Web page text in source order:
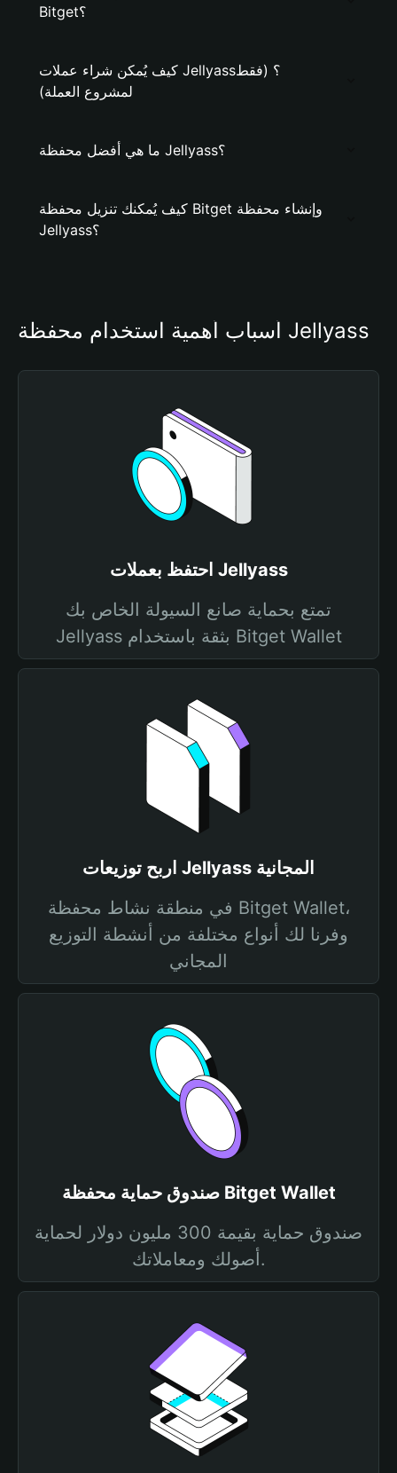
Bitget؟
كيف يُمكن شراء عملات Jellyass؟ (فقط
لمشروع العملة)
ما هي أفضل محفظة Jellyass؟
كيف يُمكنك تنزيل محفظة Bitget وإنشاء محفظة
Jellyass؟
أسباب أهمية استخدام محفظة Jellyass
احتفظ بعملات Jellyass
تمتع بحماية صانع السيولة الخاص بك
Jellyass بثقة باستخدام Bitget Wallet
اربح توزيعات Jellyass المجانية
في منطقة نشاط محفظة Bitget Wallet،
وفرنا لك أنواع مختلفة من أنشطة التوزيع
المجاني
صندوق حماية محفظة Bitget Wallet
صندوق حماية بقيمة 300 مليون دولار لحماية
أصولك ومعاملاتك.